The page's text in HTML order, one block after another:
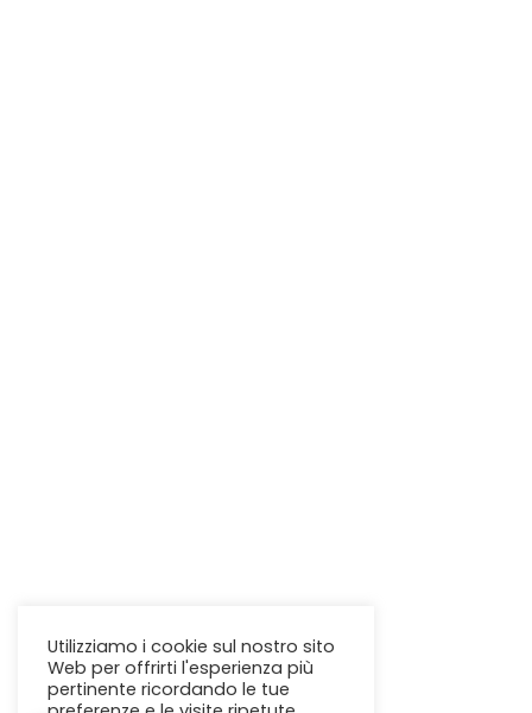
Utilizziamo i cookie sul nostro sito
Web per offrirti l'esperienza più
pertinente ricordando le tue